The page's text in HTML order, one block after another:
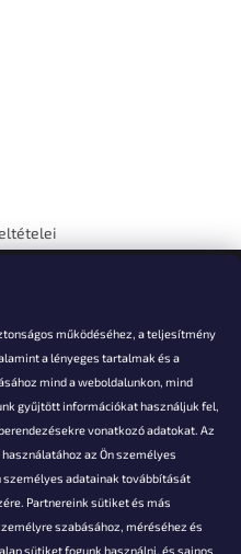
működéséhez, a teljesítmény
a lényeges tartalmak és a
mind a weboldalunkon, mind
gyűjtött információkat használjuk fel,
vonatkozó adatokat. Az
az Ön személyes
személyes adatainak továbbítását
Partnereink sütiket és más
szabásához, méréséhez és
sütiket fogunk használni, és sajnos